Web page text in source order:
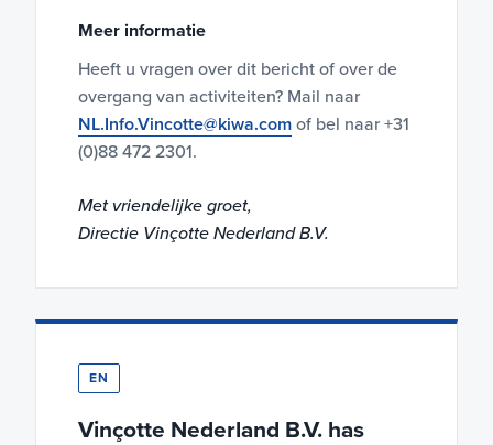
Meer informatie
Heeft u vragen over dit bericht of over de
overgang van activiteiten? Mail naar
NL.Info.Vincotte@kiwa.com of bel naar +31
(0)88 472 2301.
Met vriendelijke groet,
Directie Vinçotte Nederland B.V.
EN
Vinçotte Nederland B.V. has